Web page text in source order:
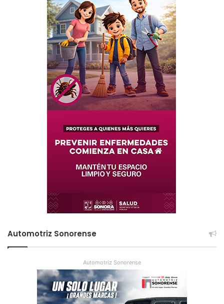
Automotriz Sonorense
Automotriz Sonorense